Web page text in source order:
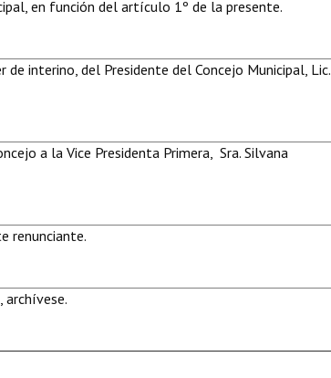
en función del artículo 1º de la presente.
interino, del Presidente del Concejo Municipal, Lic.
a la Vice Presidenta Primera, Sra. Silvana
renunciante.
archívese.